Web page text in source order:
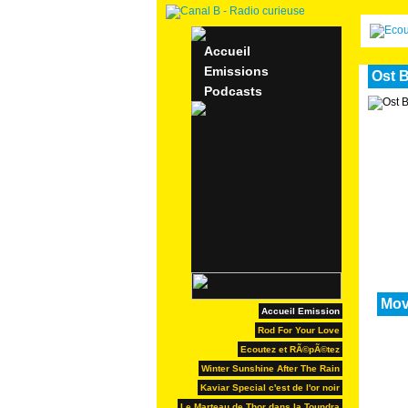
Accueil
Emissions
Podcasts
Accueil Emission
Rod For Your Love
Ecoutez et RÃ©pÃ©tez
Winter Sunshine After The Rain
Kaviar Special c'est de l'or noir
Ost